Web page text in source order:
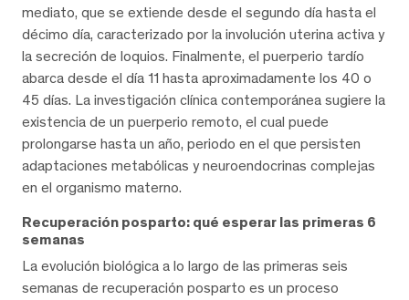
mediato, que se extiende desde el segundo día hasta el
décimo día, caracterizado por la involución uterina activa y
la secreción de loquios. Finalmente, el puerperio tardío
abarca desde el día 11 hasta aproximadamente los 40 o
45 días. La investigación clínica contemporánea sugiere la
existencia de un puerperio remoto, el cual puede
prolongarse hasta un año, periodo en el que persisten
adaptaciones metabólicas y neuroendocrinas complejas
en el organismo materno.
Recuperación posparto: qué esperar las primeras 6
semanas
La evolución biológica a lo largo de las primeras seis
semanas de recuperación posparto es un proceso